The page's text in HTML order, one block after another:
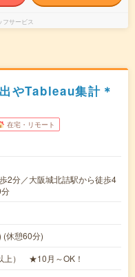
フサービス
やTableau集計＊
在宅・リモート
2分／大阪城北詰駅から徒歩4
(休憩60分)
上） ★10月～OK！